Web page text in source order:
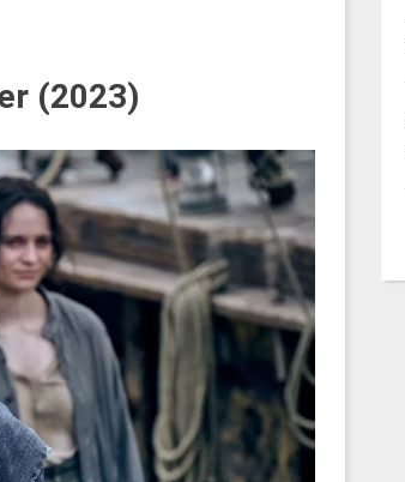
(2023)